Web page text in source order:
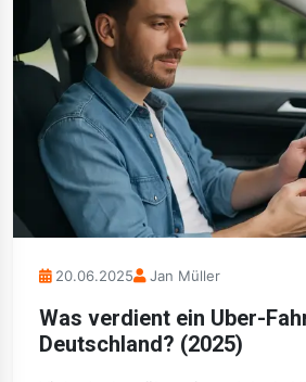
20.06.2025 Jan Müller
Was verdient ein Uber-
Deutschland? (2025)